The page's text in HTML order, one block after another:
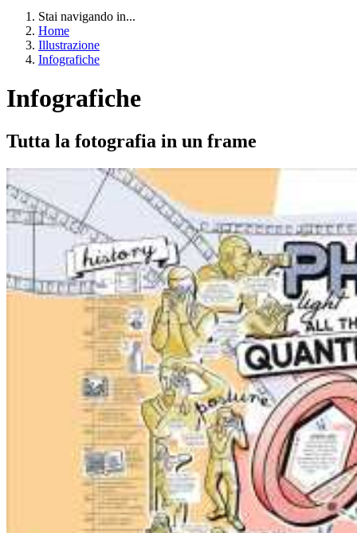
Stai navigando in...
Home
Illustrazione
Infografiche
Infografiche
Tutta la fotografia in un frame